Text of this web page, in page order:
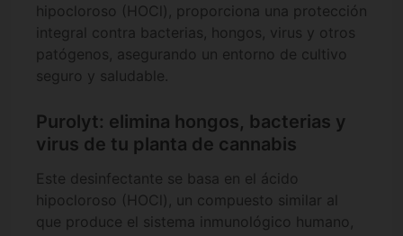
hipocloroso (HOCl), proporciona una protección
integral contra bacterias, hongos, virus y otros
patógenos, asegurando un entorno de cultivo
seguro y saludable.
Purolyt: elimina hongos, bacterias y
virus de tu planta de cannabis
Este desinfectante se basa en el ácido
hipocloroso (HOCl), un compuesto similar al
que produce el sistema inmunológico humano,